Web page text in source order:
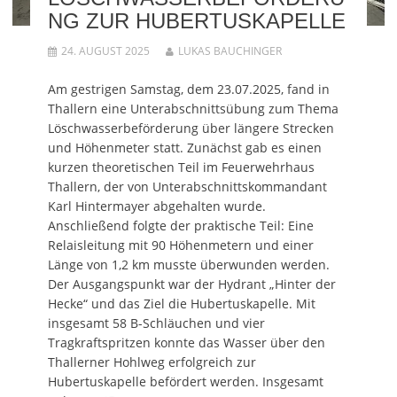
m
e
n
e
r
g
ö
f
f
n
e
t
)
u
e
F
e
t
e
r
e
f
f
n
e
t
)
e
r
e
ö
n
e
t
e
u
m
F
s
t
e
g
ö
f
f
n
e
t
)
e
m
e
n
e
r
g
ö
f
n
e
t
)
NG ZUR HUBERTUSKAPELLE
24. AUGUST 2025 LUKAS BAUCHINGER
Am gestrigen Samstag, dem 23.07.2025, fand in
Thallern eine Unterabschnittsübung zum Thema
Löschwasserbeförderung über längere Strecken
und Höhenmeter statt. Zunächst gab es einen
kurzen theoretischen Teil im Feuerwehrhaus
Thallern, der von Unterabschnittskommandant
Karl Hintermayer abgehalten wurde.
Anschließend folgte der praktische Teil: Eine
Relaisleitung mit 90 Höhenmetern und einer
Länge von 1,2 km musste überwunden werden.
Der Ausgangspunkt war der Hydrant „Hinter der
Hecke“ und das Ziel die Hubertuskapelle. Mit
insgesamt 58 B-Schläuchen und vier
Tragkraftspritzen konnte das Wasser über den
Thallerner Hohlweg erfolgreich zur
Hubertuskapelle befördert werden. Insgesamt